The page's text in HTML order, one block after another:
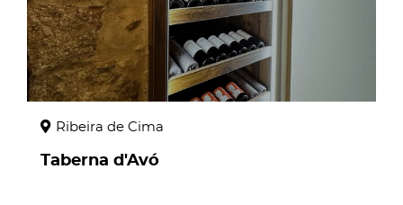
Ribeira de Cima
Taberna d'Avó